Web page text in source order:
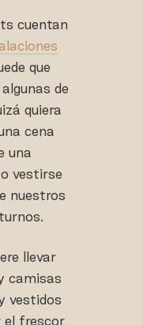
cuentan
que
de
quiera
cena
una
vestirse
nuestros
llevar
camisas
vestidos
el frescor